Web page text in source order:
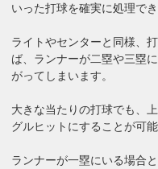
いった打球を確実に処理で
ライトやセンターと同様、
ば、ランナーが二塁や三塁
がってしまいます。
大きな当たりの打球でも、
グルヒットにすることが可能
ランナーが一塁にいる場合